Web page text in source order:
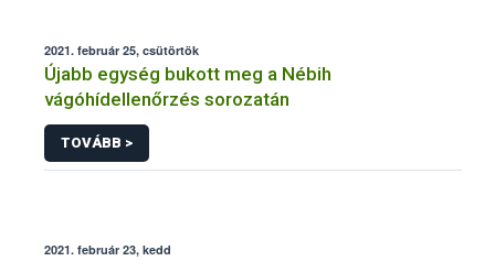
2021. február 25, csütörtök
Újabb egység bukott meg a Nébih
vágóhídellenőrzés sorozatán
TOVÁBB >
2021. február 23, kedd